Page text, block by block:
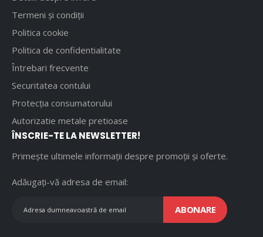
Termeni și condiții
Politica cookie
Politica de confidentialitate
Întrebari frecvente
Securitatea contului
Protecția consumatorului
Autorizatie metale pretioase
ÎNSCRIE-TE LA NEWSLETTER!
Primește ultimele informații despre promoții și oferte.
Adăugați-vă adresa de email:
ABONARE